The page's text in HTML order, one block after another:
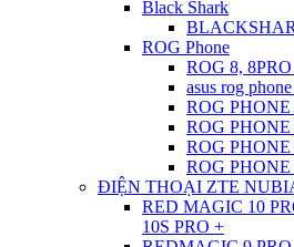
Black Shark
ROG Phone
ROG 8,
asus rog
ROG PHONE
ROG PHONE
ROG PHONE
ROG PHONE
ĐIỆN THOẠI ZTE
RED MAGIC 10
10S PRO +